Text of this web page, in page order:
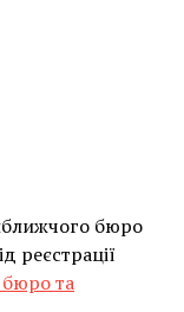
бюро
реєстрації
та